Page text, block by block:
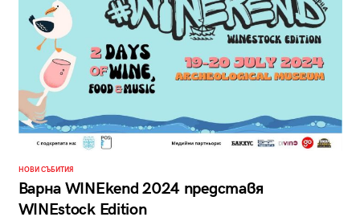
НОВИ СЪБИТИЯ
Варна WINEkend 2024 представя
WINEstock Edition